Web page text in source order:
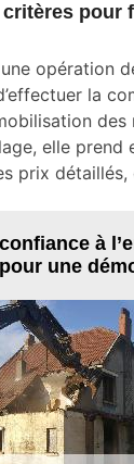
pour
opération
la
elle
prix
à
une